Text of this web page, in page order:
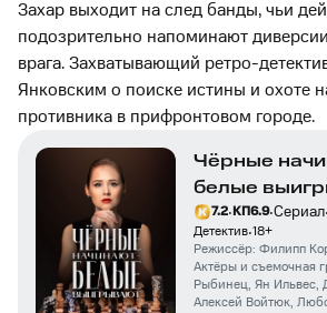
Захар выходит на след банды, чьи
подозрительно напоминают
врага. Захватывающий ретро-
Янковским о поиске истины и охоте
противника в прифронтовом городе.
Чёрные
белые
7.2·КП6.9·Сериал·
Детектив·18+
Режиссёр: Филипп
Актёры и съемочная
Рыбинец, Ян Ильвес,
Алексей Войтюк,